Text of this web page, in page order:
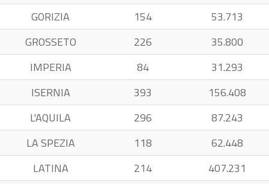
GORIZIA
154
53.713
GROSSETO
226
35.800
IMPERIA
84
31.293
ISERNIA
393
156.408
L'AQUILA
296
87.243
LA SPEZIA
118
62.448
LATINA
214
407.231